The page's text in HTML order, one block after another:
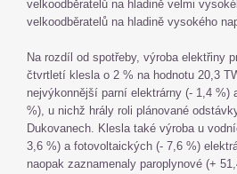
velkoodběratelů na hladině velmi
velkoodběratelů na hladině vysokého
Na rozdíl od spotřeby, výroba elektřiny
čtvrtletí klesla o 2 % na hodnotu 20,3
nejvýkonnější parní elektrárny (- 1,4 %)
%), u nichž hrály roli plánované
Dukovanech. Klesla také výroba u
3,6 %) a fotovoltaických (- 7,6 %)
naopak zaznamenaly paroplynové (+